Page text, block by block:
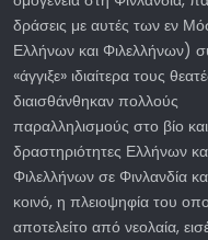
δράσεις με αυτές των εν
Ελλήνων και Φιλελλήνων)
«άγγιξε» ιδιαίτερα τους
διαισθάνθηκαν πολλούς
παραλληλισμούς στο βίο και
δραστηριότητες Ελλήνων
Φιλελλήνων σε Φινλανδία
κοινό, η πλειοψηφία του
αποτελείτο από νεολαία,